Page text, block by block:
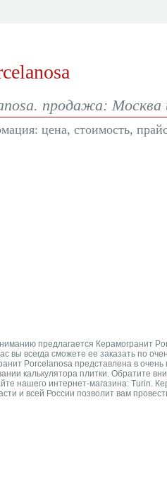
продажа: Москва
цена, стоимость,
предлагается Керамогранит
вы всегда сможете ее заказать по
Porcelanosa представлена в
калькулятора плитки. Обратите
нашего интернет-магазина: Turin.
и всей России позволит вам